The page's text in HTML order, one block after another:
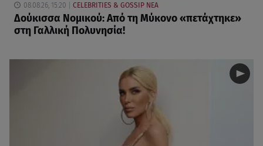
08.08.26, 15:20 CELEBRITIES & GOSSIP ΝΕΑ
Δούκισσα Νομικού: Από τη Μύκονο «πετάχτηκε»
στη Γαλλική Πολυνησία!